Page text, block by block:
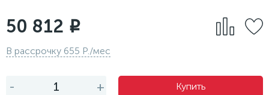
50 812 i
В рассрочку 655 Р./мес
- +
Купить